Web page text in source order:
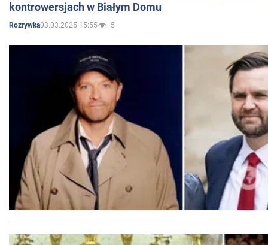
kontrowersjach w Białym Domu
Rozrywka03.03.2025 15:55 5